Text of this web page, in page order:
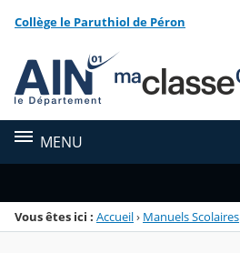
Menu de la rubrique
Contenu
Collège le Paruthiol de Péron
MENU
Vous êtes ici : Accueil› Manuels Scolaires